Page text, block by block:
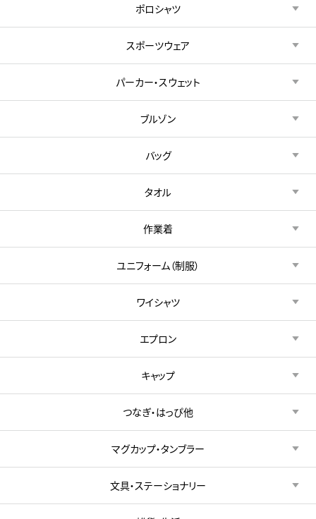
ポロシャツ
スポーツウェア
パーカー・スウェット
ブルゾン
バッグ
タオル
作業着
ユニフォーム（制服）
ワイシャツ
エプロン
キャップ
つなぎ・はっぴ他
マグカップ・タンブラー
文具・ステーショナリー